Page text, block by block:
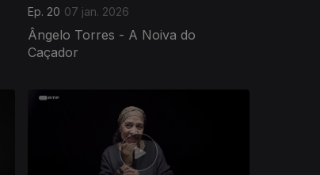
Ep. 20 07 jan. 2026
Ângelo Torres - A Noiva do
Caçador